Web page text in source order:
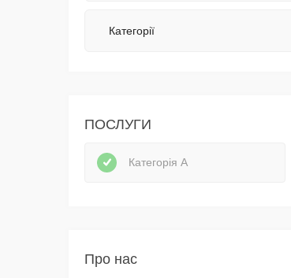
Категорії
ПОСЛУГИ
Категорія А
Про нас